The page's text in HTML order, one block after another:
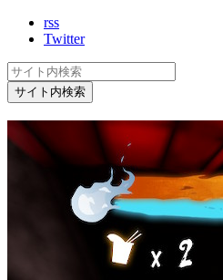
rss
Twitter